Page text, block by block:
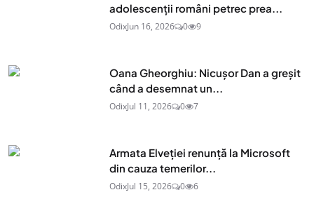
adolescenţii români petrec prea...
OdixJun 16, 2026 0 9
Oana Gheorghiu: Nicușor Dan a greșit
când a desemnat un...
OdixJul 11, 2026 0 7
Armata Elveției renunță la Microsoft
din cauza temerilor...
OdixJul 15, 2026 0 6